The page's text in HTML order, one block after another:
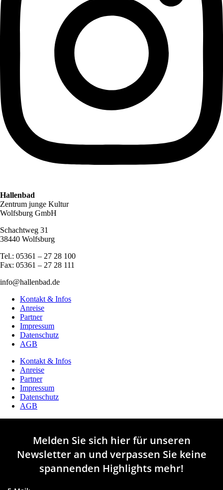
Hallenbad
Zentrum junge Kultur
Wolfsburg GmbH
Schachtweg 31
38440 Wolfsburg
Tel.: 05361 – 27 28 100
Fax: 05361 – 27 28 111
info@hallenbad.de
Kontakt & Infos
Anreise
Partner
Impressum
Datenschutz
AGB
Kontakt & Infos
Anreise
Partner
Impressum
Datenschutz
AGB